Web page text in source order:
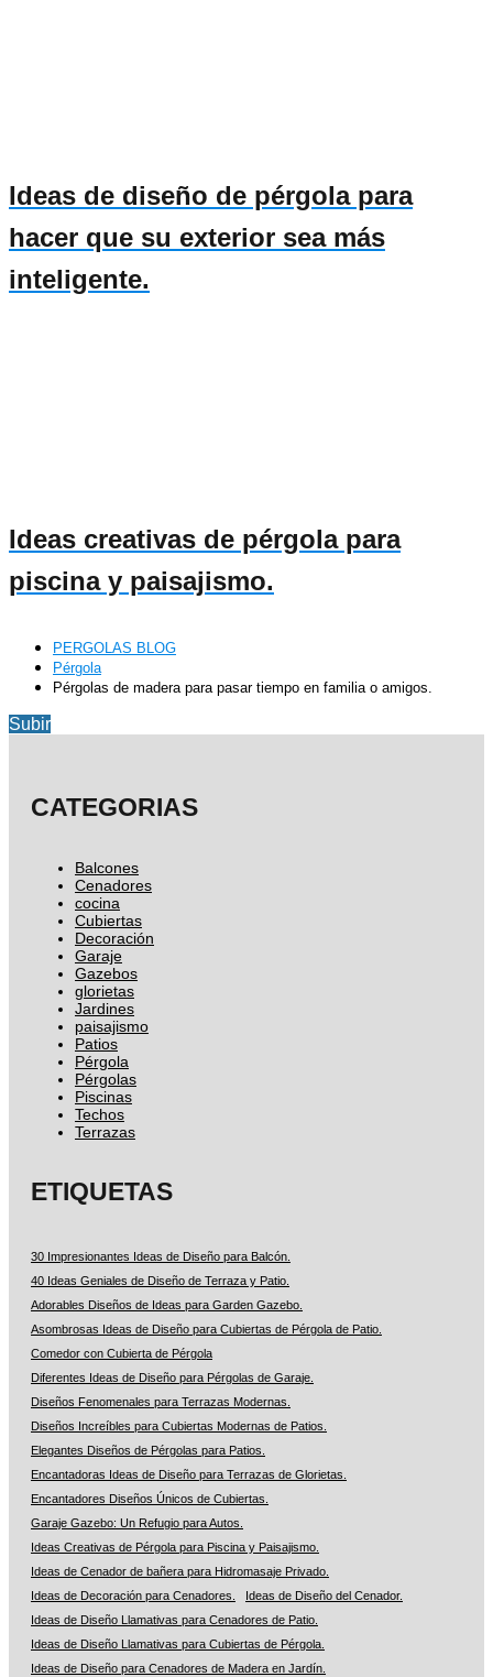
Ideas de diseño de pérgola para
hacer que su exterior sea más
inteligente.
Ideas creativas de pérgola para
piscina y paisajismo.
PERGOLAS BLOG
Pérgola
Pérgolas de madera para pasar tiempo en familia o amigos.
Subir
CATEGORIAS
Balcones
Cenadores
cocina
Cubiertas
Decoración
Garaje
Gazebos
glorietas
Jardines
paisajismo
Patios
Pérgola
Pérgolas
Piscinas
Techos
Terrazas
ETIQUETAS
30 Impresionantes Ideas de Diseño para Balcón.
40 Ideas Geniales de Diseño de Terraza y Patio.
Adorables Diseños de Ideas para Garden Gazebo.
Asombrosas Ideas de Diseño para Cubiertas de Pérgola de Patio.
Comedor con Cubierta de Pérgola
Diferentes Ideas de Diseño para Pérgolas de Garaje.
Diseños Fenomenales para Terrazas Modernas.
Diseños Increíbles para Cubiertas Modernas de Patios.
Elegantes Diseños de Pérgolas para Patios.
Encantadoras Ideas de Diseño para Terrazas de Glorietas.
Encantadores Diseños Únicos de Cubiertas.
Garaje Gazebo: Un Refugio para Autos.
Ideas Creativas de Pérgola para Piscina y Paisajismo.
Ideas de Cenador de bañera para Hidromasaje Privado.
Ideas de Decoración para Cenadores.
Ideas de Diseño del Cenador.
Ideas de Diseño Llamativas para Cenadores de Patio.
Ideas de Diseño Llamativas para Cubiertas de Pérgola.
Ideas de Diseño para Cenadores de Madera en Jardín.